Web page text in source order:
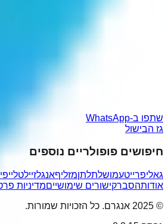
שתפו ב-WhatsApp
גז הבישול
חיפושים פופולריים נוספים
גאליפרייטעמושלתלתןמזליףאנגלזי
אודותהסברקישורים שימושייםמדיניות
© 2025 אנגרם. כל הזכויות שמורות.